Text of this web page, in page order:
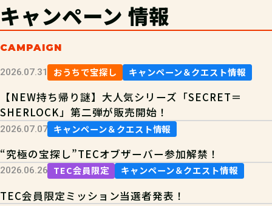
キャンペーン 情報
CAMPAIGN
2026.07.31 おうちで宝探し キャンペーン＆クエスト情報
【NEW持ち帰り謎】大人気シリーズ「SECRET＝
SHERLOCK」第二弾が販売開始！
2026.07.07 キャンペーン＆クエスト情報
“究極の宝探し”TECオブザーバー参加解禁！
2026.06.26 TEC会員限定 キャンペーン＆クエスト情報
TEC会員限定ミッション当選者発表！